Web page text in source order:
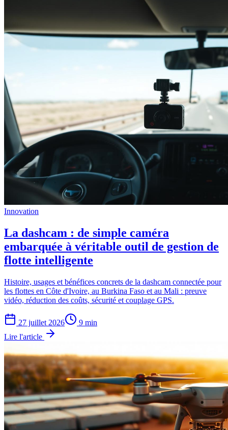
Innovation
La dashcam : de simple caméra
embarquée à véritable outil de gestion de
flotte intelligente
Histoire, usages et bénéfices concrets de la dashcam connectée pour
les flottes en Côte d'Ivoire, au Burkina Faso et au Mali : preuve
vidéo, réduction des coûts, sécurité et couplage GPS.
27 juillet 2026 9 min
Lire l'article